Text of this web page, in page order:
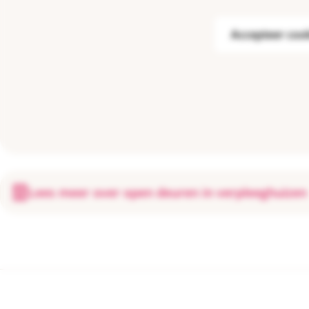
Accepteer
Lees meer over open deuren in verpleeghuizen